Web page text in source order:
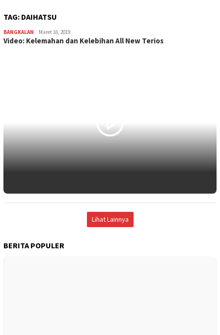
TAG: DAIHATSU
BANGKALAN admin
Maret 16, 2019
Video: Kelemahan dan Kelebihan All New Terios
Lihat Lainnya
BERITA POPULER